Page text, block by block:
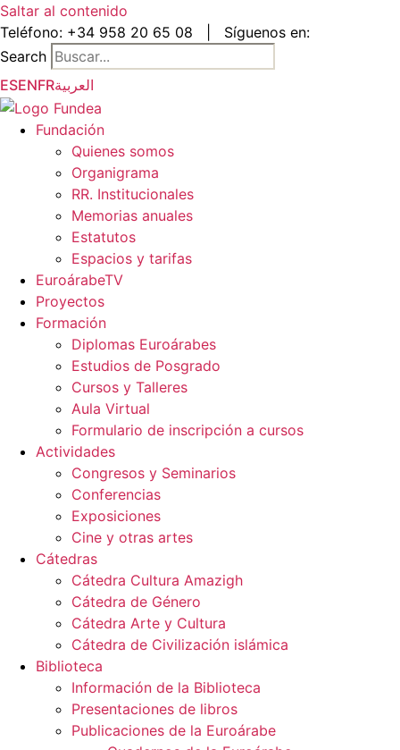
Saltar al contenido
Teléfono: +34 958 20 65 08
Síguenos en:
Search
ESENFRالعربية
Fundación
Quienes somos
Organigrama
RR. Institucionales
Memorias anuales
Estatutos
Espacios y tarifas
EuroárabeTV
Proyectos
Formación
Diplomas Euroárabes
Estudios de Posgrado
Cursos y Talleres
Aula Virtual
Formulario de inscripción a cursos
Actividades
Congresos y Seminarios
Conferencias
Exposiciones
Cine y otras artes
Cátedras
Cátedra Cultura Amazigh
Cátedra de Género
Cátedra Arte y Cultura
Cátedra de Civilización islámica
Biblioteca
Información de la Biblioteca
Presentaciones de libros
Publicaciones de la Euroárabe